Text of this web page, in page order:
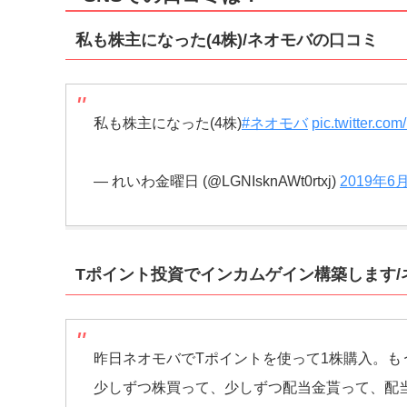
私も株主になった(4株)/ネオモバの口コミ
私も株主になった(4株)#ネオモバ
— れいわ金曜日 (@LGNIsknAWt0rtxj) 2019年6
Tポイント投資でインカムゲイン構築します/
昨日ネオモバでTポイントを使って1株購入。も
少しずつ株買って、少しずつ配当金貰って、